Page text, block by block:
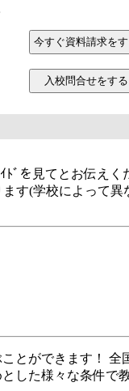
を見てとお伝え
す(学校によって異
とができます！
した様々な条件で